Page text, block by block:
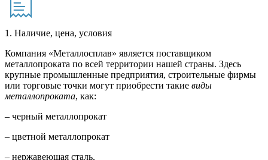
1. Наличие, цена, условия
Компания «Металлосплав» является поставщиком
металлопроката по всей территории нашей страны. Здесь
крупные промышленные предприятия, строительные фирмы
или торговые точки могут приобрести такие виды
металлопроката, как:
– черный металлопрокат
– цветной металлопрокат
– нержавеющая сталь.